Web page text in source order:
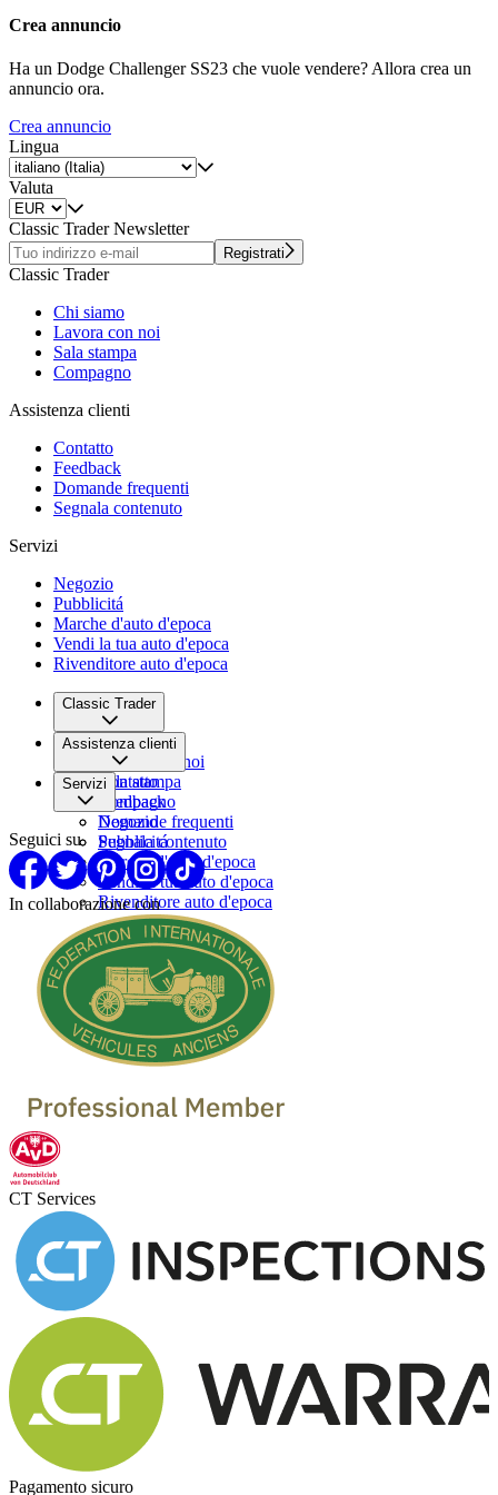
Crea annuncio
Ha un Dodge Challenger SS23 che vuole vendere? Allora crea un
annuncio ora.
Crea annuncio
Lingua
Valuta
Classic Trader Newsletter
Registrati
Classic Trader
Chi siamo
Lavora con noi
Sala stampa
Compagno
Assistenza clienti
Contatto
Feedback
Domande frequenti
Segnala contenuto
Servizi
Negozio
Pubblicitá
Marche d'auto d'epoca
Vendi la tua auto d'epoca
Rivenditore auto d'epoca
Classic Trader
Chi siamo
Lavora con noi
Sala stampa
Compagno
Assistenza clienti
Contatto
Feedback
Domande frequenti
Segnala contenuto
Servizi
Negozio
Pubblicitá
Marche d'auto d'epoca
Vendi la tua auto d'epoca
Rivenditore auto d'epoca
Seguici su
In collaborazione con
CT Services
Pagamento sicuro